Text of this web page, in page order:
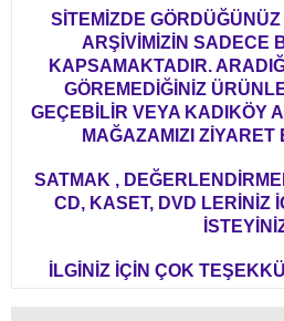
SİTEMİZDE
ARŞİVİMİZİN SADECE
KAPSAMAKTADIR.
GÖREMEDİĞİNİZ
GEÇEBİLİR VEYA KADIKÖY
MAĞAZAMIZI ZİYARET
SATMAK ,
CD, KASET, DVD LERİNİZ
İLGİNİZ İÇİN ÇOK